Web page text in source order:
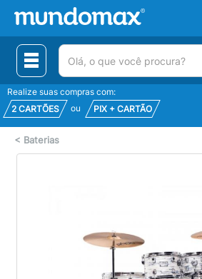
(pesquisar)
Realize suas compras com:
2 CARTÕES
ou PIX + CARTÃO
< Baterias